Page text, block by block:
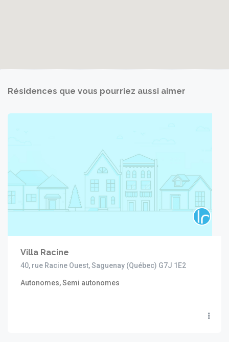
Résidences que vous pourriez aussi aimer
Villa Racine
40, rue Racine Ouest, Saguenay (Québec) G7J 1E2
Autonomes, Semi autonomes